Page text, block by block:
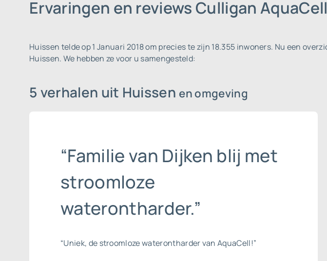
Ervaringen en reviews Culligan
Huissen telde op 1 Januari 2018 om precies te zijn 18.355 inwoners. Nu een
Huissen. We hebben ze voor u samengesteld:
5 verhalen uit Huissen en omgeving
“Familie van Dijken blij met
stroomloze
waterontharder.”
“Uniek, de stroomloze waterontharder van AquaCell!”